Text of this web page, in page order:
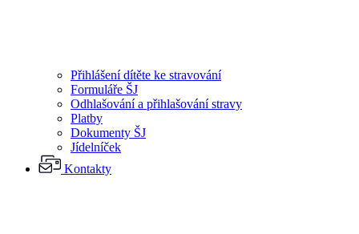
Přihlášení dítěte ke stravování
Formuláře ŠJ
Odhlašování a přihlašování stravy
Platby
Dokumenty ŠJ
Jídelníček
Kontakty